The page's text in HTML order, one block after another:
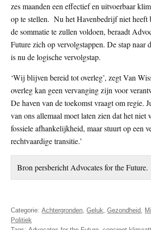
zes maanden een effectief en uitvoerbaar
op te stellen. Nu het Havenbedrijf niet heeft
de sommatie te zullen voldoen, beraadt
Future zich op vervolgstappen. De stap naar
is nu de logische vervolgstap.
‘Wij blijven bereid tot overleg’, zegt Van
overleg kan geen vervanging zijn voor
De haven van de toekomst vraagt om regie.
van ons allemaal moet laten zien dat het niet
fossiele afhankelijkheid, maar stuurt op een
rechtvaardige transitie.’
Bron persbericht Advocates for the Future.
Categorie:Achtergronden,Geluk,Gezondheid,
Politiek